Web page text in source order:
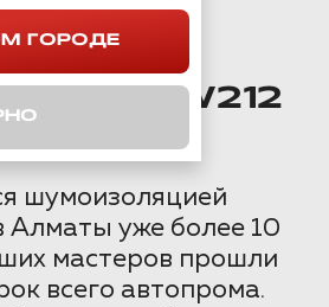
BENZ W212
шумоизоляцией
Алматы уже более 10
мастеров прошли
всего автопрома.
ГОРОДЕ